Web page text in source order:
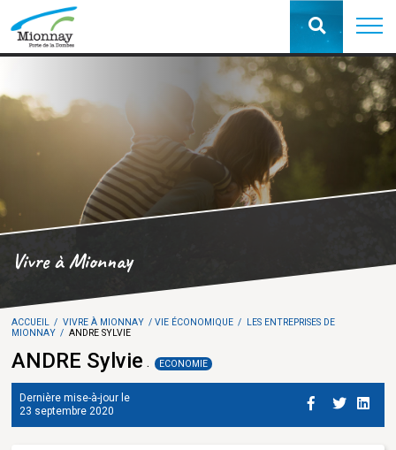
Vivre à Mionnay
ACCUEIL VIVRE À MIONNAY VIE ÉCONOMIQUE
LES ENTREPRISES DE
MIONNAY
ANDRE SYLVIE
ANDRE Sylvie ECONOMIE
Dernière mise-à-jour le
23 septembre 2020